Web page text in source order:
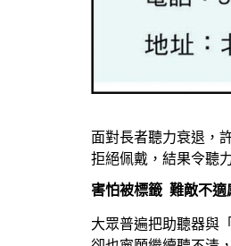
面對長者聽力衰退，
拒絕佩戴，結果令聽
害怕被標籤 難敵不適
大眾普遍把助聽器與